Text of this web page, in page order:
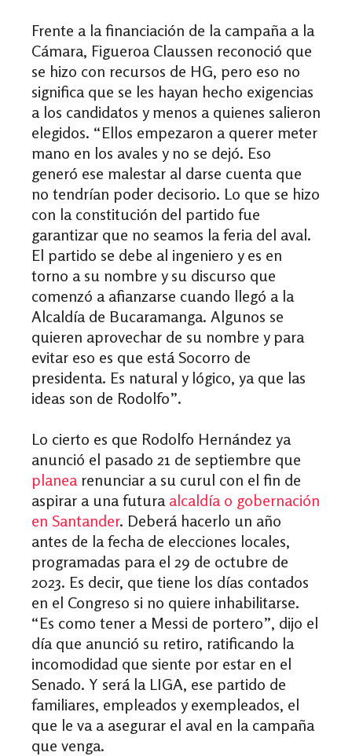
Frente a la financiación de la campaña a la
Cámara, Figueroa Claussen reconoció que
se hizo con recursos de HG, pero eso no
significa que se les hayan hecho exigencias
a los candidatos y menos a quienes salieron
elegidos. “Ellos empezaron a querer meter
mano en los avales y no se dejó. Eso
generó ese malestar al darse cuenta que
no tendrían poder decisorio. Lo que se hizo
con la constitución del partido fue
garantizar que no seamos la feria del aval.
El partido se debe al ingeniero y es en
torno a su nombre y su discurso que
comenzó a afianzarse cuando llegó a la
Alcaldía de Bucaramanga. Algunos se
quieren aprovechar de su nombre y para
evitar eso es que está Socorro de
presidenta. Es natural y lógico, ya que las
ideas son de Rodolfo”.
Lo cierto es que Rodolfo Hernández ya
anunció el pasado 21 de septiembre que
planearenunciar a su curul con el fin de
aspirar a una futura alcaldía o gobernación
en Santander. Deberá hacerlo un año
antes de la fecha de elecciones locales,
programadas para el 29 de octubre de
2023. Es decir, que tiene los días contados
en el Congreso si no quiere inhabilitarse.
“Es como tener a Messi de portero”, dijo el
día que anunció su retiro, ratificando la
incomodidad que siente por estar en el
Senado. Y será la LIGA, ese partido de
familiares, empleados y exempleados, el
que le va a asegurar el aval en la campaña
que venga.